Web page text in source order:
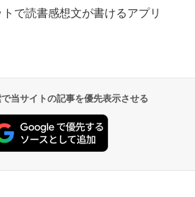
で読書感想文が書けるアプリ
当サイトの記事を優先表示させる